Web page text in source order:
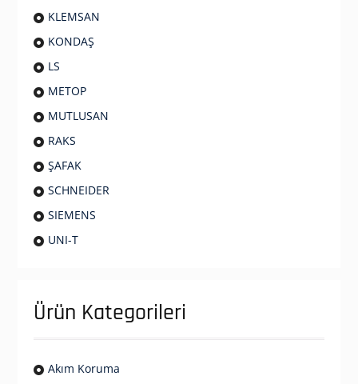
KLEMSAN
KONDAŞ
LS
METOP
MUTLUSAN
RAKS
ŞAFAK
SCHNEIDER
SIEMENS
UNI-T
Ürün Kategorileri
Akım Koruma